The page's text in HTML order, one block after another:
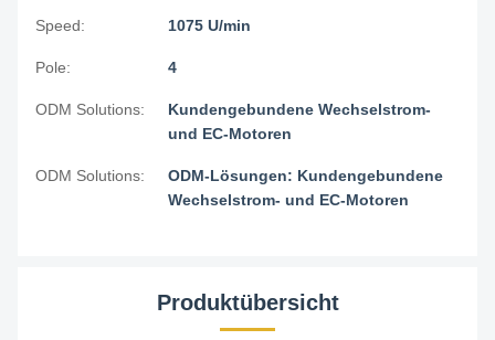
Speed: 1075 U/min
Pole: 4
ODM Solutions:
Kundengebundene Wechselstrom-
und EC-Motoren
ODM Solutions:
ODM-Lösungen: Kundengebundene
Wechselstrom- und EC-Motoren
Produktübersicht